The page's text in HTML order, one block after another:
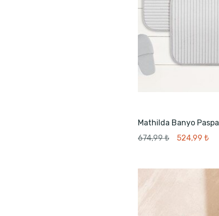
Mathilda Banyo
674,99 ₺
524,99 ₺